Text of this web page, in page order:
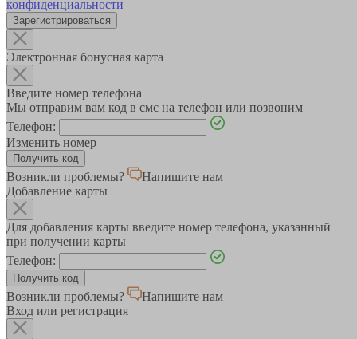
конфиденциальности
Зарегистрироваться
Электронная бонусная карта
Введите номер телефона
Мы отправим вам код в смс на телефон или позвоним
Телефон:
Изменить номер
Возникли проблемы?
Напишите нам
Добавление карты
Для добавления карты введите номер телефона, указанный
при получении карты
Телефон:
Возникли проблемы?
Напишите нам
Вход или регистрация